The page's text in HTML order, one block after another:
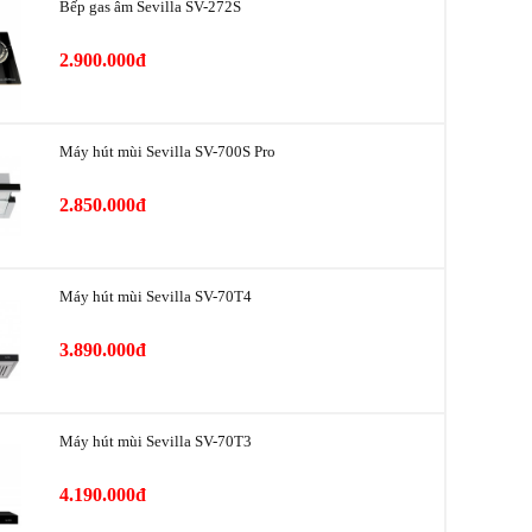
180 W
150 mm
Máy hút mùi SEVILLA SV-320 70cm kính cong
đại, sang trọng.
cơ với nhiều mức công suất hút.
nhôm, có thể tháo rời và khử mùi bằng than hoạt tính.
Bếp gas âm Sevilla SV-272S
2.900.000đ
Máy hút mùi Sevilla SV-700S Pro
2.850.000đ
Máy hút mùi Sevilla SV-70T4
3.890.000đ
Máy hút mùi Sevilla SV-70T3
4.190.000đ